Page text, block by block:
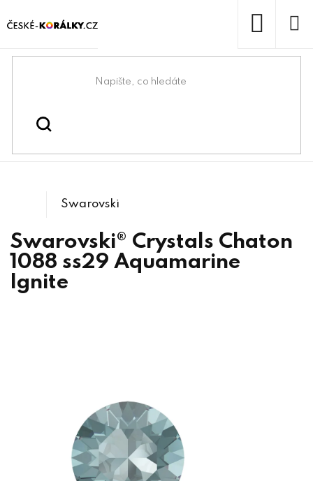
na
Domů
Swarovski® & lůžka
kameny /
Swarovski® Crystals Chaton
1088 ss29 Aquamarine
Ignite
Swarovski